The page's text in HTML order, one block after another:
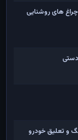
های روشنایی
و تعلیق خودرو